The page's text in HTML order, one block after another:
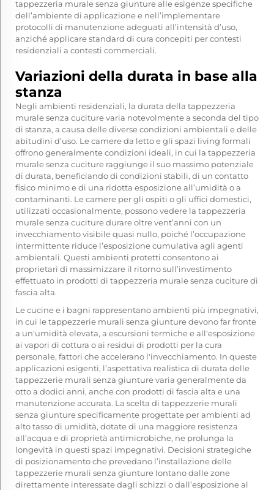
tappezzeria murale senza giunture alle esigenze specifiche
dell’ambiente di applicazione e nell’implementare
protocolli di manutenzione adeguati all’intensità d’uso,
anziché applicare standard di cura concepiti per contesti
residenziali a contesti commerciali.
Variazioni della durata in base alla
stanza
Negli ambienti residenziali, la durata della tappezzeria
murale senza cuciture varia notevolmente a seconda del tipo
di stanza, a causa delle diverse condizioni ambientali e delle
abitudini d’uso. Le camere da letto e gli spazi living formali
offrono generalmente condizioni ideali, in cui la tappezzeria
murale senza cuciture raggiunge il suo massimo potenziale
di durata, beneficiando di condizioni stabili, di un contatto
fisico minimo e di una ridotta esposizione all’umidità o a
contaminanti. Le camere per gli ospiti o gli uffici domestici,
utilizzati occasionalmente, possono vedere la tappezzeria
murale senza cuciture durare oltre vent’anni con un
invecchiamento visibile quasi nullo, poiché l’occupazione
intermittente riduce l’esposizione cumulativa agli agenti
ambientali. Questi ambienti protetti consentono ai
proprietari di massimizzare il ritorno sull’investimento
effettuato in prodotti di tappezzeria murale senza cuciture di
fascia alta.
Le cucine e i bagni rappresentano ambienti più impegnativi,
in cui le tappezzerie murali senza giunture devono far fronte
a un'umidità elevata, a escursioni termiche e all'esposizione
ai vapori di cottura o ai residui di prodotti per la cura
personale, fattori che accelerano l'invecchiamento. In queste
applicazioni esigenti, l’aspettativa realistica di durata delle
tappezzerie murali senza giunture varia generalmente da
otto a dodici anni, anche con prodotti di fascia alta e una
manutenzione accurata. La scelta di tappezzerie murali
senza giunture specificamente progettate per ambienti ad
alto tasso di umidità, dotate di una maggiore resistenza
all’acqua e di proprietà antimicrobiche, ne prolunga la
longevità in questi spazi impegnativi. Decisioni strategiche
di posizionamento che prevedano l’installazione delle
tappezzerie murali senza giunture lontano dalle zone
direttamente interessate dagli schizzi o dall’esposizione al